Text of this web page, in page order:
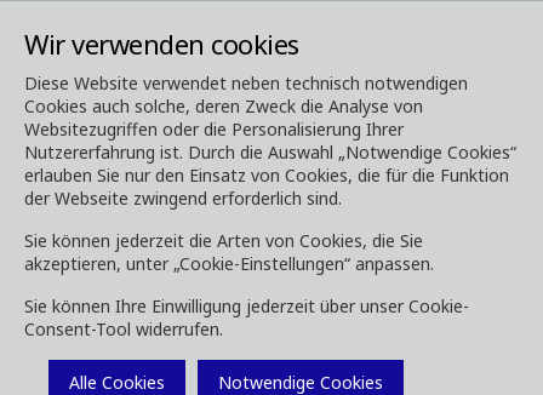
Wir verwenden cookies
Diese Website verwendet neben technisch notwendigen
Cookies auch solche, deren Zweck die Analyse von
Websitezugriffen oder die Personalisierung Ihrer
Nutzererfahrung ist. Durch die Auswahl „Notwendige Cookies“
erlauben Sie nur den Einsatz von Cookies, die für die Funktion
der Webseite zwingend erforderlich sind.
Sie können jederzeit die Arten von Cookies, die Sie
akzeptieren, unter „Cookie-Einstellungen“ anpassen.
Sie können Ihre Einwilligung jederzeit über unser Cookie-
Consent-Tool widerrufen.
Alle Cookies
Notwendige Cookies
Media Downloads
Downloads
Laden Sie Broschüren, Bilder, Videos,
Kundenmagazine und andere Medien herunter.
Sie können dies nach Typ oder Kategorie unten
Filtern.